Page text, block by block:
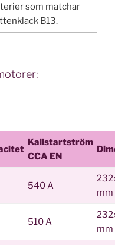
som matchar
B13.
Kallstartström
CCA EN
540 A
mm
510 A
mm